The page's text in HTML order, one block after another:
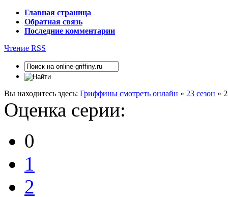
Главная страница
Обратная связь
Последние комментарии
Чтение RSS
Вы находитесь здесь: Гриффины смотреть онлайн » 23 сезон »
Оценка серии:
0
1
2